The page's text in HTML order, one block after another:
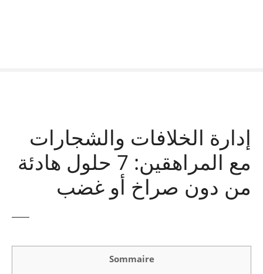
إدارة الخلافات والشجارات
مع المراهقين: 7 حلول هادئة
من دون صراخ أو غضب
Sommaire